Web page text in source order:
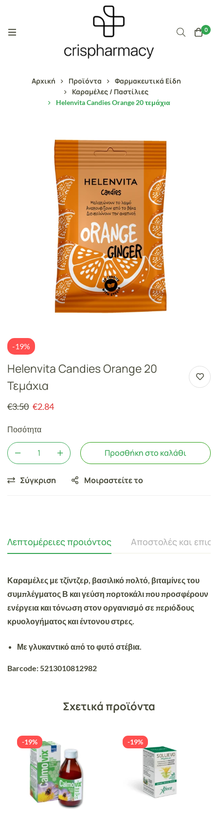
0
Αρχική Προϊόντα
Φαρμακευτικά Είδη
Καραμέλες / Παστίλιες
Helenvita Candies Orange 20 τεμάχια
-19%
Helenvita Candies Orange 20
Τεμάχια
€3.50 €2.84
Ποσότητα
Προσθήκη στο καλάθι
Σύγκριση Μοιραστείτε το
Λεπτομέρειες προιόντος Αποστολές και
Καραμέλες με τζίντζερ, βασιλικό πολτό, βιταμίνες του
συμπλέγματος Β και γεύση πορτοκάλιπου προσφέρουν
ενέργεια και τόνωση στον οργανισμό σε περιόδους
κρυολογήματος και έντονου στρες.
Με γλυκαντικό από το φυτό στέβια.
Barcode: 5213010812982
Σχετικά προϊόντα
-19% -19%